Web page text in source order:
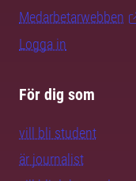
Medarbetarwebben
Logga in
För dig som
vill bli student
är journalist